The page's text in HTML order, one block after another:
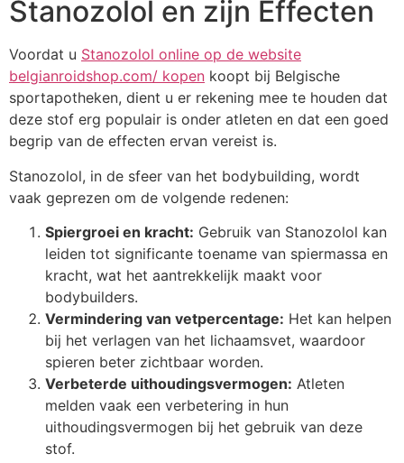
Stanozolol en zijn Effecten
Voordat u Stanozolol online op de website
belgianroidshop.com/ kopen koopt bij Belgische
sportapotheken, dient u er rekening mee te houden dat
deze stof erg populair is onder atleten en dat een goed
begrip van de effecten ervan vereist is.
Stanozolol, in de sfeer van het bodybuilding, wordt
vaak geprezen om de volgende redenen:
Spiergroei en kracht: Gebruik van Stanozolol kan
leiden tot significante toename van spiermassa en
kracht, wat het aantrekkelijk maakt voor
bodybuilders.
Vermindering van vetpercentage: Het kan helpen
bij het verlagen van het lichaamsvet, waardoor
spieren beter zichtbaar worden.
Verbeterde uithoudingsvermogen: Atleten
melden vaak een verbetering in hun
uithoudingsvermogen bij het gebruik van deze
stof.